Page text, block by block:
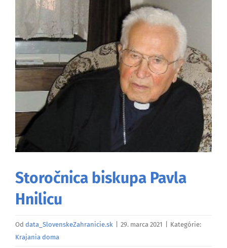
obrázok
Storočnica biskupa Pavla
Hnilicu
Od data_SlovenskeZahranicie.sk 29. marca 2021
Kategórie:
Krajania doma